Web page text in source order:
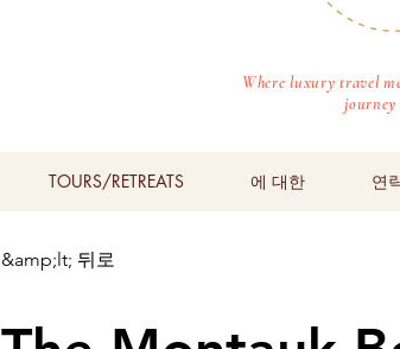
Where luxury travel
journey
TOURS/RETREATS 에 대한 연
&amp;lt; 뒤로